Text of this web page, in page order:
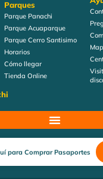
Parques
Parque Panachi
Parque Acuaparque
Parque Cerro Santisimo
Horarios
Cómo llegar
Tienda Online
para Comprar Pasaportes